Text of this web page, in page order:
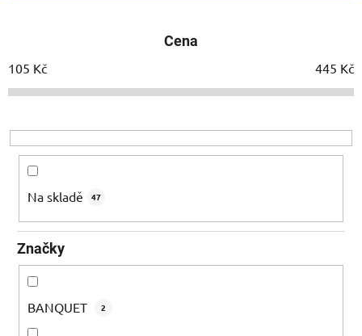
í
p
o
d
ů
Cena
105 Kč 445 Kč
Na skladě 47
Značky
BANQUET 2